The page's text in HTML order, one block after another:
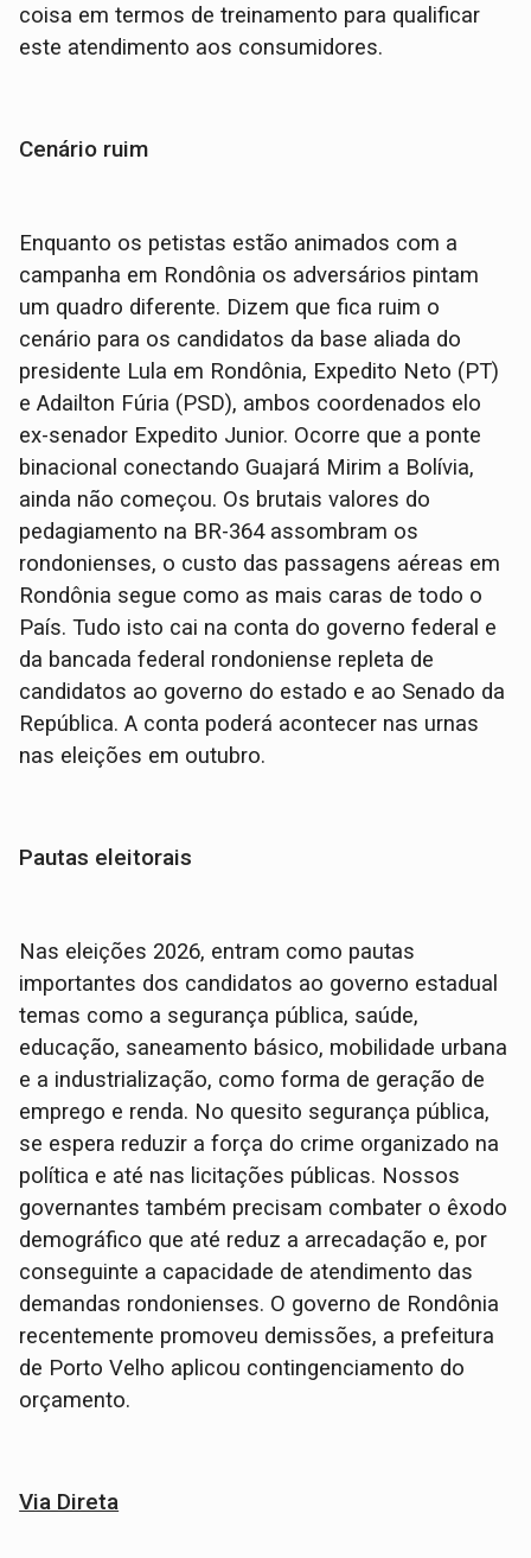
coisa em termos de treinamento para qualificar
este atendimento aos consumidores.
Cenário ruim
Enquanto os petistas estão animados com a
campanha em Rondônia os adversários pintam
um quadro diferente. Dizem que fica ruim o
cenário para os candidatos da base aliada do
presidente Lula em Rondônia, Expedito Neto (PT)
e Adailton Fúria (PSD), ambos coordenados elo
ex-senador Expedito Junior. Ocorre que a ponte
binacional conectando Guajará Mirim a Bolívia,
ainda não começou. Os brutais valores do
pedagiamento na BR-364 assombram os
rondonienses, o custo das passagens aéreas em
Rondônia segue como as mais caras de todo o
País. Tudo isto cai na conta do governo federal e
da bancada federal rondoniense repleta de
candidatos ao governo do estado e ao Senado da
República. A conta poderá acontecer nas urnas
nas eleições em outubro.
Pautas eleitorais
Nas eleições 2026, entram como pautas
importantes dos candidatos ao governo estadual
temas como a segurança pública, saúde,
educação, saneamento básico, mobilidade urbana
e a industrialização, como forma de geração de
emprego e renda. No quesito segurança pública,
se espera reduzir a força do crime organizado na
política e até nas licitações públicas. Nossos
governantes também precisam combater o êxodo
demográfico que até reduz a arrecadação e, por
conseguinte a capacidade de atendimento das
demandas rondonienses. O governo de Rondônia
recentemente promoveu demissões, a prefeitura
de Porto Velho aplicou contingenciamento do
orçamento.
Via Direta